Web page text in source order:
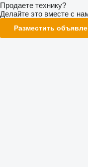
Продаете технику?
Делайте это вместе с
Разместить